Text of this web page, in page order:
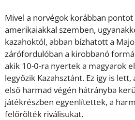
Mivel a norvégok korábban
amerikaiakkal szemben,
kazahoktól, abban bízhatott a
zárófordulóban a kirobbanó
akik 10-0-ra nyertek a magyarok
legyőzik Kazahsztánt. Ez így is lett,
első harmad végén hátrányba
játékrészben egyenlítettek, a
felőrölték riválisukat.